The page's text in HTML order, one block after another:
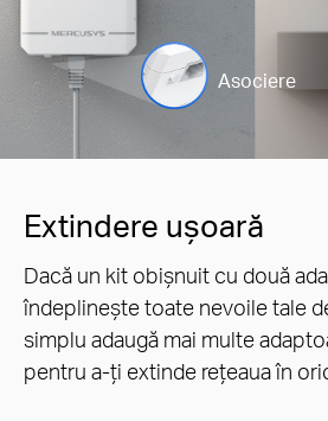
Asociere
Extindere ușoară
Dacă un kit obișnuit cu două
îndeplinește toate nevoile tale
simplu adaugă mai multe
pentru a-ți extinde rețeaua în